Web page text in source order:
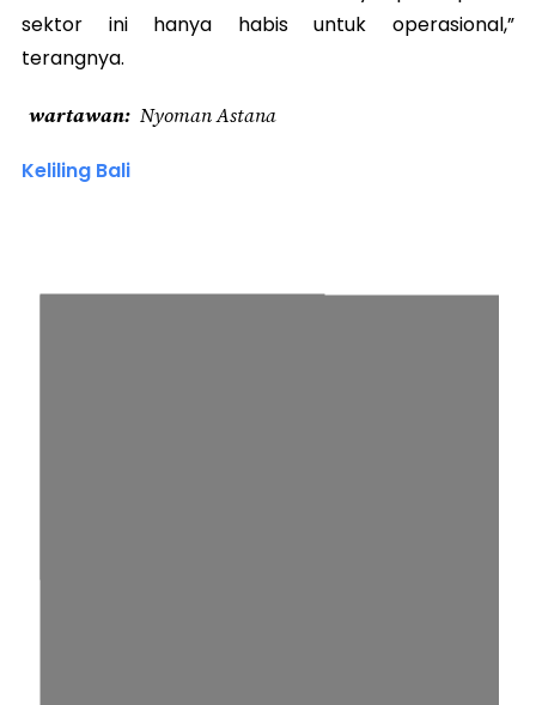
sektor ini hanya habis untuk operasional,”
terangnya.
wartawan Nyoman Astana
Keliling Bali